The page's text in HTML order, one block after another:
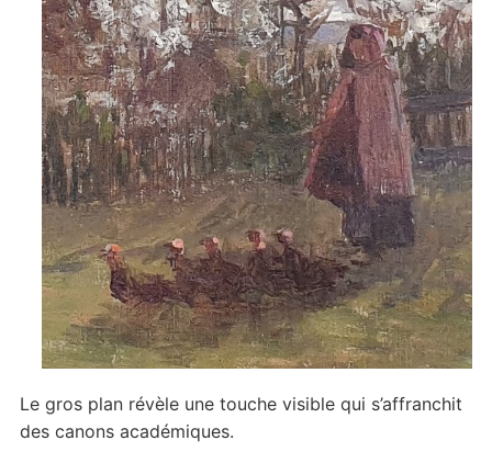
Le gros plan révèle une touche visible qui s’affranchit
des canons académiques.